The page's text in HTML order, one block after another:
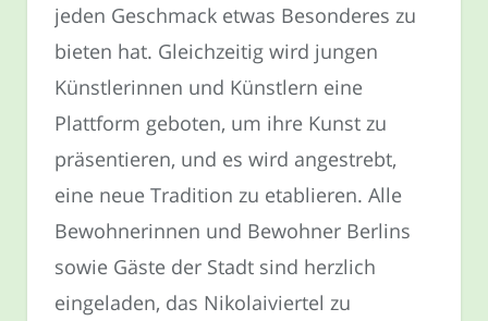
jeden Geschmack etwas Besonderes zu
bieten hat. Gleichzeitig wird jungen
Künstlerinnen und Künstlern eine
Plattform geboten, um ihre Kunst zu
präsentieren, und es wird angestrebt,
eine neue Tradition zu etablieren. Alle
Bewohnerinnen und Bewohner Berlins
sowie Gäste der Stadt sind herzlich
eingeladen, das Nikolaiviertel zu